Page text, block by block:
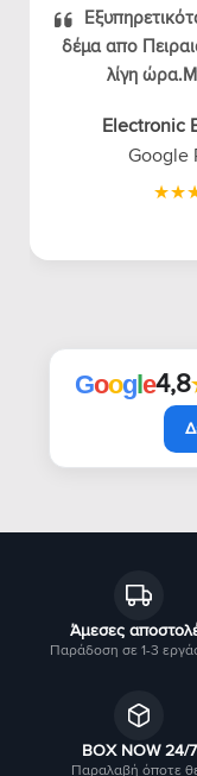
Άμεσες
Παράδοση σε 1-3
BOX NOW 24/7
Παραλαβή όποτε
δέμα απο
λίγη
Electronic
Google
Google4,8